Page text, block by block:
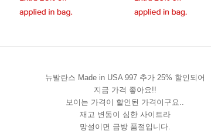
뉴발란스 Made in USA 997 추가 25% 할인되어
지금 가격 좋아요!!
보이는 가격이 할인된 가격이구요..
재고 변동이 심한 사이트라
망설이면 금방 품절입니다.